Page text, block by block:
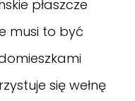
płaszcze
musi to być
się wełnę